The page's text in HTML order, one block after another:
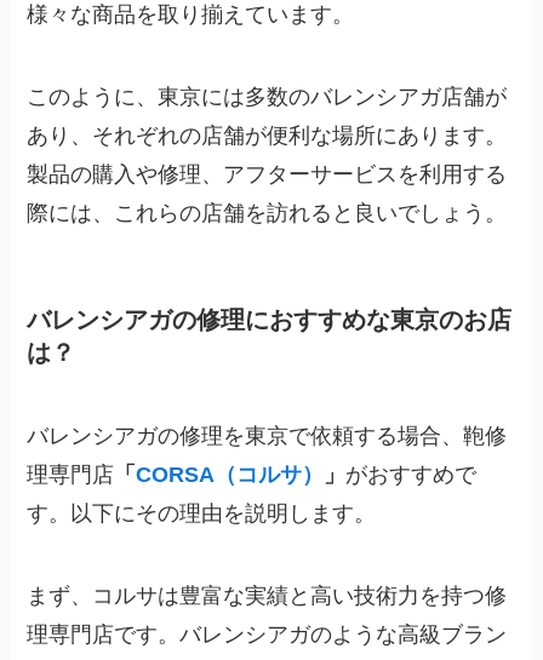
様々な商品を取り揃えています。
このように、東京には多数のバレンシアガ店舗が
あり、それぞれの店舗が便利な場所にあります。
製品の購入や修理、アフターサービスを利用する
際には、これらの店舗を訪れると良いでしょう。
バレンシアガの修理におすすめな東京のお店
は？
バレンシアガの修理を東京で依頼する場合、鞄修
理専門店 「CORSA（コルサ） 」 がおすすめで
す。以下にその理由を説明します。
まず、コルサは豊富な実績と高い技術力を持つ修
理専門店です。バレンシアガのような高級ブラン